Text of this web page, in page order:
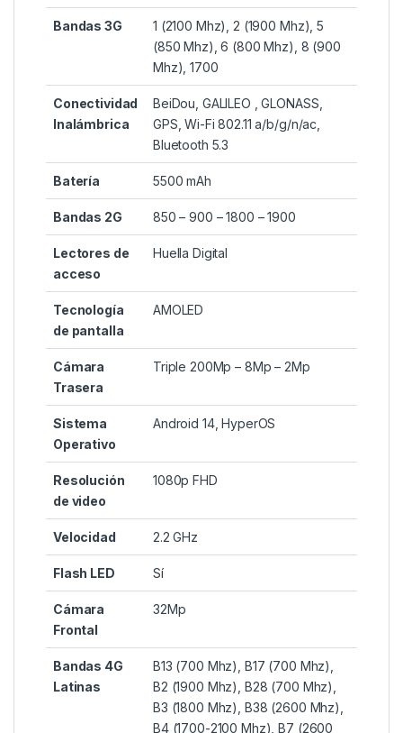
Bandas 3G
1 (2100 Mhz), 2 (1900 Mhz), 5
(850 Mhz), 6 (800 Mhz), 8 (900
Mhz), 1700
Conectividad
Inalámbrica
BeiDou, GALILEO , GLONASS,
GPS, Wi-Fi 802.11 a/b/g/n/ac,
Bluetooth 5.3
Batería 5500 mAh
Bandas 2G 850 – 900 – 1800 – 1900
Lectores de
acceso
Huella Digital
Tecnología
de pantalla
AMOLED
Cámara
Trasera
Triple 200Mp – 8Mp – 2Mp
Sistema
Operativo
Android 14, HyperOS
Resolución
de video
1080p FHD
Velocidad 2.2 GHz
Flash LED Sí
Cámara
Frontal
32Mp
Bandas 4G
Latinas
B13 (700 Mhz), B17 (700 Mhz),
B2 (1900 Mhz), B28 (700 Mhz),
B3 (1800 Mhz), B38 (2600 Mhz),
B4 (1700-2100 Mhz), B7 (2600